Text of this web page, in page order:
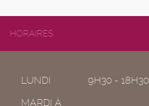
HORAIRES
LUNDI
9H30 - 18H30
MARDI À